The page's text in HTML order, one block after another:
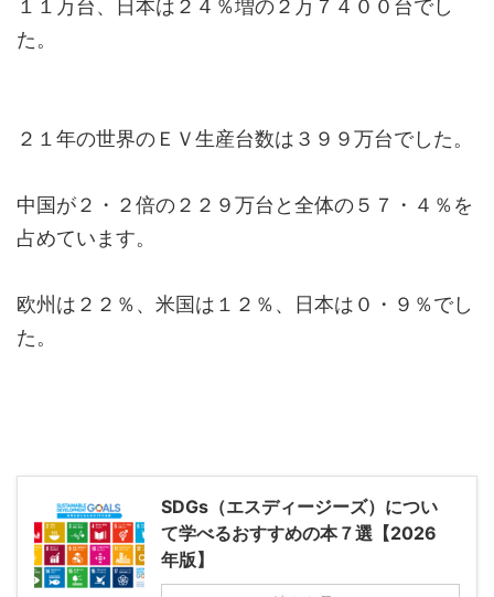
１１万台、日本は２４％増の２万７４００台でし
た。
２１年の世界のＥＶ生産台数は３９９万台でした。
中国が２・２倍の２２９万台と全体の５７・４％を
占めています。
欧州は２２％、米国は１２％、日本は０・９％でし
た。
SDGs（エスディージーズ）につい
て学べるおすすめの本７選【2026
年版】